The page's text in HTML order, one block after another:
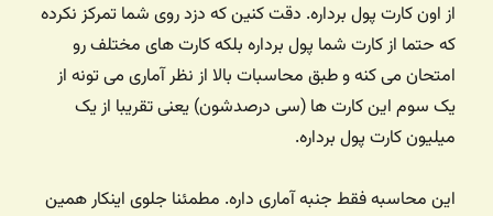
از اون کارت پول برداره. دقت کنین که دزد روی شما تمرکز نکرده
که حتما از کارت شما پول برداره بلکه کارت های مختلف رو
امتحان می کنه و طبق محاسبات بالا از نظر آماری می تونه از
یک سوم این کارت ها (سی درصدشون) یعنی تقریبا از یک
میلیون کارت پول برداره.
این محاسبه فقط جنبه آماری داره. مطمئنا جلوی اینکار همین